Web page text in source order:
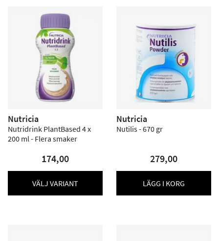
Nutricia
Nutridrink PlantBased 4 x
200 ml - Flera smaker
174,00
VÄLJ VARIANT
Nutricia
Nutilis - 670 gr
279,00
LÄGG I KORG